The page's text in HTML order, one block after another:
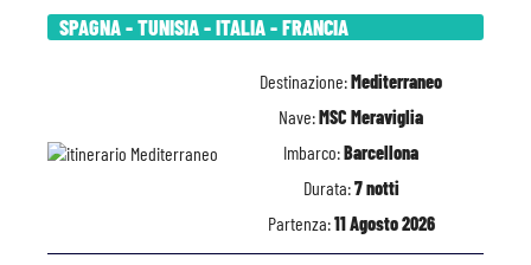
SPAGNA - TUNISIA - ITALIA - FRANCIA
Destinazione:Mediterraneo
Nave:MSC Meraviglia
Imbarco:Barcellona
Durata:7 notti
Partenza:11 Agosto 2026